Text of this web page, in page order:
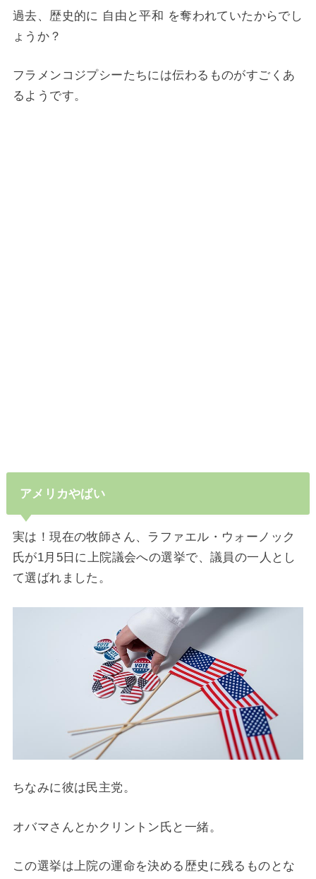
過去、歴史的に 自由と平和 を奪われていたからでし
ょうか？
フラメンコジプシーたちには伝わるものがすごくあ
るようです。
アメリカやばい
実は！現在の牧師さん、ラファエル・ウォーノック
氏が1月5日に上院議会への選挙で、議員の一人とし
て選ばれました。
ちなみに彼は民主党。
オバマさんとかクリントン氏と一緒。
この選挙は上院の運命を決める歴史に残るものとな